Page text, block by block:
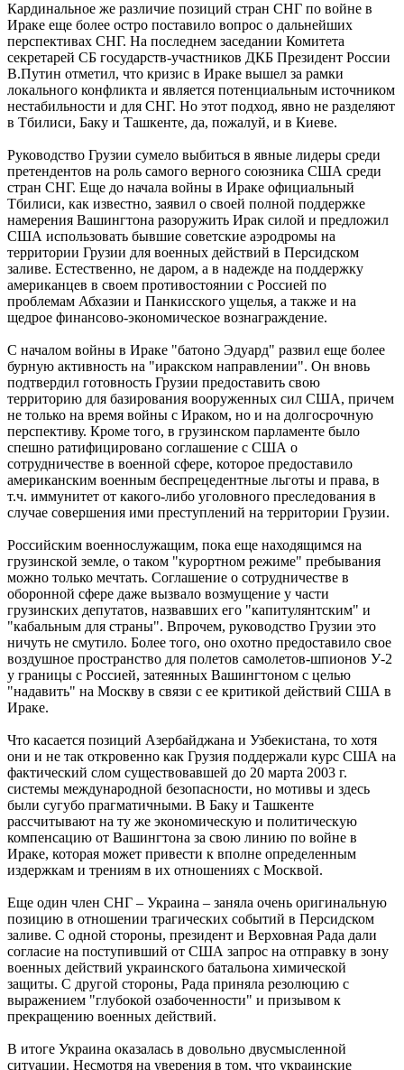
Кардинальное же различие позиций стран СНГ по войне в
Ираке еще более остро поставило вопрос о дальнейших
перспективах СНГ. На последнем заседании Комитета
секретарей СБ государств-участников ДКБ Президент России
В.Путин отметил, что кризис в Ираке вышел за рамки
локального конфликта и является потенциальным источником
нестабильности и для СНГ. Но этот подход, явно не разделяют
в Тбилиси, Баку и Ташкенте, да, пожалуй, и в Киеве.
Руководство Грузии сумело выбиться в явные лидеры среди
претендентов на роль самого верного союзника США среди
стран СНГ. Еще до начала войны в Ираке официальный
Тбилиси, как известно, заявил о своей полной поддержке
намерения Вашингтона разоружить Ирак силой и предложил
США использовать бывшие советские аэродромы на
территории Грузии для военных действий в Персидском
заливе. Естественно, не даром, а в надежде на поддержку
американцев в своем противостоянии с Россией по
проблемам Абхазии и Панкисского ущелья, а также и на
щедрое финансово-экономическое вознаграждение.
С началом войны в Ираке "батоно Эдуард" развил еще более
бурную активность на "иракском направлении". Он вновь
подтвердил готовность Грузии предоставить свою
территорию для базирования вооруженных сил США, причем
не только на время войны с Ираком, но и на долгосрочную
перспективу. Кроме того, в грузинском парламенте было
спешно ратифицировано соглашение с США о
сотрудничестве в военной сфере, которое предоставило
американским военным беспрецедентные льготы и права, в
т.ч. иммунитет от какого-либо уголовного преследования в
случае совершения ими преступлений на территории Грузии.
Российским военнослужащим, пока еще находящимся на
грузинской земле, о таком "курортном режиме" пребывания
можно только мечтать. Соглашение о сотрудничестве в
оборонной сфере даже вызвало возмущение у части
грузинских депутатов, назвавших его "капитулянтским" и
"кабальным для страны". Впрочем, руководство Грузии это
ничуть не смутило. Более того, оно охотно предоставило свое
воздушное пространство для полетов самолетов-шпионов У-2
у границы с Россией, затеянных Вашингтоном с целью
"надавить" на Москву в связи с ее критикой действий США в
Ираке.
Что касается позиций Азербайджана и Узбекистана, то хотя
они и не так откровенно как Грузия поддержали курс США на
фактический слом существовавшей до 20 марта 2003 г.
системы международной безопасности, но мотивы и здесь
были сугубо прагматичными. В Баку и Ташкенте
рассчитывают на ту же экономическую и политическую
компенсацию от Вашингтона за свою линию по войне в
Ираке, которая может привести к вполне определенным
издержкам и трениям в их отношениях с Москвой.
Еще один член СНГ – Украина – заняла очень оригинальную
позицию в отношении трагических событий в Персидском
заливе. С одной стороны, президент и Верховная Рада дали
согласие на поступивший от США запрос на отправку в зону
военных действий украинского батальона химической
защиты. С другой стороны, Рада приняла резолюцию с
выражением "глубокой озабоченности" и призывом к
прекращению военных действий.
В итоге Украина оказалась в довольно двусмысленной
ситуации. Несмотря на уверения в том, что украинские